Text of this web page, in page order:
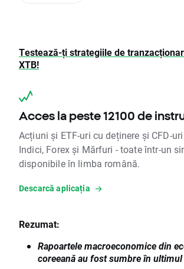
Testează-ți strategiile de
XTB!
Acces la peste 12100 de
Acțiuni și ETF-uri cu deținere și CFD-
Indici, Forex și Mărfuri - toate într-un
disponibile în limba română.
Descarcă aplicația
Rezumat:
Rapoartele macroeconomice din
coreeană au fost sumbre în